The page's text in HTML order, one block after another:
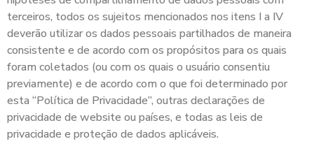
terceiros, todos os sujeitos mencionados nos itens I a IV
deverão utilizar os dados pessoais partilhados de maneira
consistente e de acordo com os propósitos para os quais
foram coletados (ou com os quais o usuário consentiu
previamente) e de acordo com o que foi determinado por
esta “Política de Privacidade”, outras declarações de
privacidade de website ou países, e todas as leis de
privacidade e proteção de dados aplicáveis.